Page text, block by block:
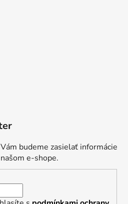
budeme zasielať informácie
e-shope.